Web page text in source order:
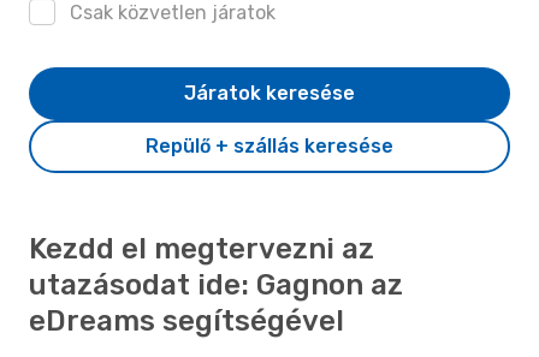
Csak közvetlen járatok
Repülő + szállás keresése
Járatok keresése
Kezdd el megtervezni az
utazásodat ide: Gagnon az
eDreams segítségével